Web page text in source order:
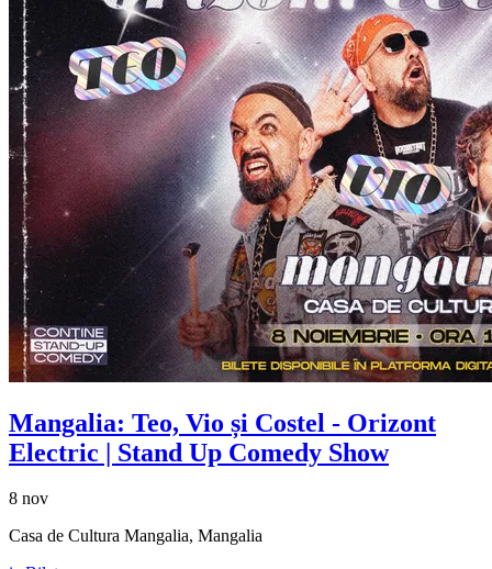
Mangalia: Teo, Vio și Costel - Orizont
Electric | Stand Up Comedy Show
8 nov
Casa de Cultura Mangalia, Mangalia